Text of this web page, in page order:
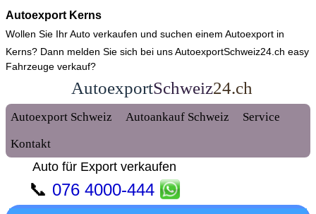
Autoexport Kerns
Wollen Sie Ihr Auto verkaufen und suchen einem Autoexport in
Kerns? Dann melden Sie sich bei uns AutoexportSchweiz24.ch easy
Fahrzeuge verkauf?